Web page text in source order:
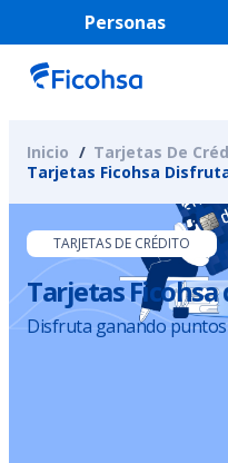
Personas
Inicio Tarjetas De
Tarjetas Ficohsa
TARJETAS DE CRÉDITO
Tarjetas
Disfruta ganando